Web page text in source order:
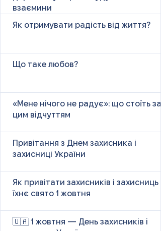
взаємини
Як отримувати радість від життя?
Що таке любов?
«Мене нічого не радує»: що стоїть за
цим відчуттям
Привітання з Днем захисника і
захисниці України
Як привітати захисників і захисниць у
їхнє свято 1 жовтня
🇺🇦 1 жовтня — День захисників і